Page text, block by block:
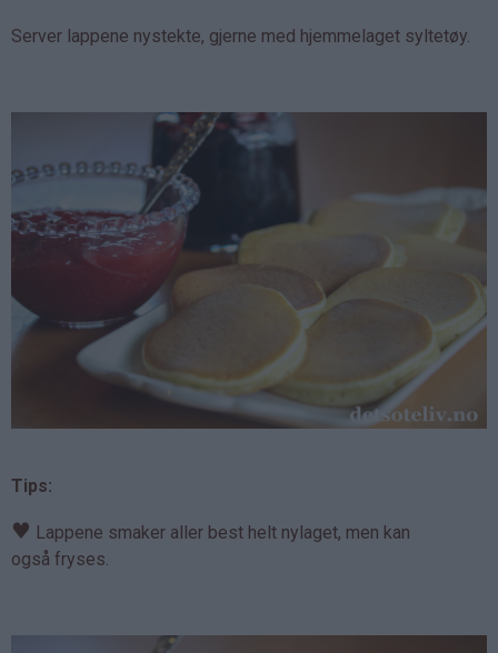
Server lappene nystekte, gjerne med hjemmelaget syltetøy.
Tips:
♥ Lappene smaker aller best helt nylaget, men kan
også fryses.